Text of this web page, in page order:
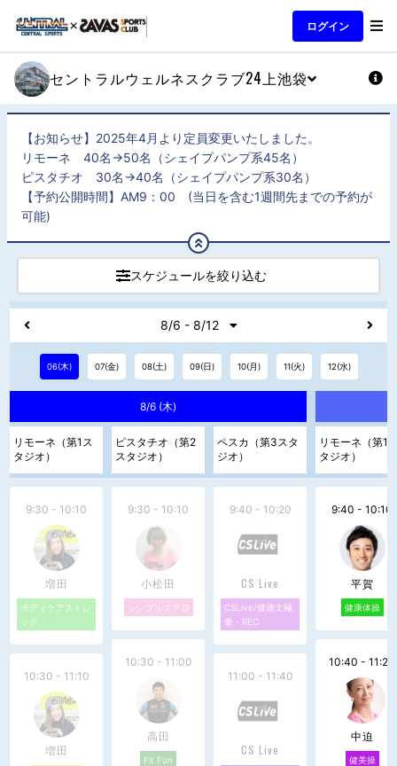
ログイン
セントラルウェルネスクラブ24上池袋
【お知らせ】2025年4月より定員変更いたしました。
リモーネ 40名→50名（シェイプパンプ系45名）
ピスタチオ 30名→40名（シェイプパンプ系30名）
【予約公開時間】AM9：00 (当日を含む1週間先までの予約が
可能)
スケジュールを絞り込む
8/6 - 8/12
06(木) 07(金) 08(土) 09(日) 10(月) 11(火) 12(水)
8/6 (木)
リモーネ（第1ス
タジオ）
ピスタチオ（第2
スタジオ）
ペスカ（第3スタ
ジオ）
リモーネ（第1
タジオ）
9:30 - 10:10
増田
ボディケアストレ
ッチ
10:30 - 11:10
増田
9:30 - 10:10
小松田
シンプルエアロ
10:30 - 11:00
高田
Fit Fun
9:40 - 10:20
CS Live
CSLive/健康太極
拳・REC
11:00 - 11:40
CS Live
9:40 - 10:10
平賀
健康体操
10:40 - 11:20
中迫
健美操